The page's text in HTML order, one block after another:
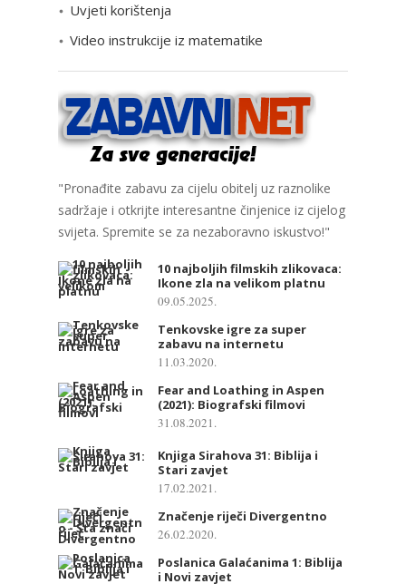
Uvjeti korištenja
Video instrukcije iz matematike
"Pronađite zabavu za cijelu obitelj uz raznolike
sadržaje i otkrijte interesantne činjenice iz cijelog
svijeta. Spremite se za nezaboravno iskustvo!"
10 najboljih filmskih zlikovaca:
Ikone zla na velikom platnu
09.05.2025.
Tenkovske igre za super
zabavu na internetu
11.03.2020.
Fear and Loathing in Aspen
(2021): Biografski filmovi
31.08.2021.
Knjiga Sirahova 31: Biblija i
Stari zavjet
17.02.2021.
Značenje riječi Divergentno
26.02.2020.
Poslanica Galaćanima 1: Biblija
i Novi zavjet